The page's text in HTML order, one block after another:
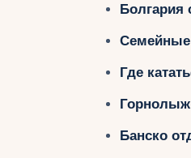
Болгария
Семейные
Где
Банско